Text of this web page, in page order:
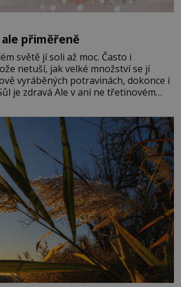
přiměřeně
světě jí soli až moc. Často i
netuší, jak velké množství se jí
vyráběných potravinách, dokonce i
je zdravá Ale v ani ne třetinovém
a chlór – jsou zásadní pro